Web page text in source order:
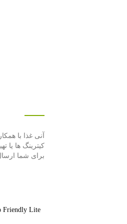
آنی غذا با
كیترینگ ها یا
برای شما
Friendly Lite